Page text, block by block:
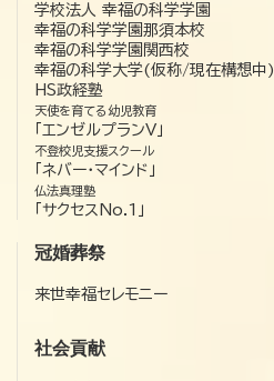
学校法人 幸福の科学学園
幸福の科学学園那須本校
幸福の科学学園関西校
幸福の科学大学(仮称/現在構想中)
HS政経塾
天使を育てる幼児教育
「エンゼルプランV」
不登校児支援スクール
「ネバー・マインド」
仏法真理塾
「サクセスNo.1」
冠婚葬祭
来世幸福セレモニー
社会貢献